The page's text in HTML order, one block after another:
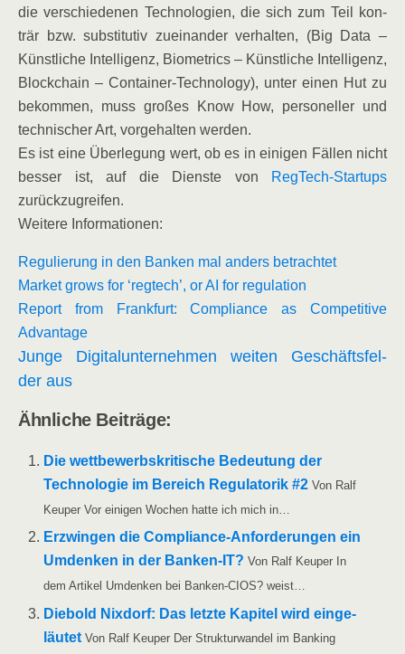
die ver­schie­de­nen Tech­no­lo­gien, die sich zum Teil kon­
trär bzw. sub­sti­tu­tiv zuein­an­der ver­hal­ten, (Big Data –
Künst­li­che Intel­li­genz, Bio­me­trics – Künst­li­che Intel­li­genz,
Block­chain – Con­tai­ner-Tech­no­lo­gy), unter einen Hut zu
bekom­men, muss gro­ßes Know How, per­so­nel­ler und
tech­ni­scher Art, vor­ge­hal­ten werden.
Es ist eine Über­le­gung wert, ob es in eini­gen Fäl­len nicht
bes­ser ist, auf die Diens­te von
Reg­Tech-Start­ups
zurückzugreifen.
Wei­te­re Informationen:
Regu­lie­rung in den Ban­ken mal anders betrachtet
Mar­ket grows for ‘reg­tech’, or AI for regulation
Report from Frank­furt: Com­pli­ance as Com­pe­ti­ti­ve
Advantage
Jun­ge Digi­tal­un­ter­neh­men wei­ten Geschäfts­fel­
der aus
Ähn­li­che Beiträge:
Die wett­be­werbs­kri­ti­sche Bedeu­tung der
Tech­no­lo­gie im Bereich Regu­la­to­rik #2 Von Ralf
Keu­per Vor eini­gen Wochen hat­te ich mich in…
Erzwin­gen die Com­­pli­­an­ce-Anfor­­de­run­­gen ein
Umden­ken in der Ban­ken-IT? Von Ralf Keu­per In
dem Arti­kel Umden­ken bei Ban­ken-CIOS? weist…
Die­bold Nix­dorf: Das letz­te Kapi­tel wird ein­ge­
läu­tet Von Ralf Keu­per Der Struk­tur­wan­del im Ban­king